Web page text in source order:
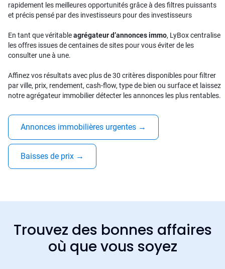
rapidement les meilleures opportunités grâce à des filtres puissants
et précis pensé par des investisseurs pour des investisseurs
En tant que véritableagrégateur d’annonces immo, LyBox centralise
les offres issues de centaines de sites pour vous éviter de les
consulter une à une.
Affinez vos résultats avec plus de 30 critères disponibles pour filtrer
par ville, prix, rendement, cash-flow, type de bien ou surface et laissez
notre agrégateur immobilier détecter les annonces les plus rentables.
Annonces immobilières urgentes →
Baisses de prix →
Trouvez des bonnes affaires
où que vous soyez